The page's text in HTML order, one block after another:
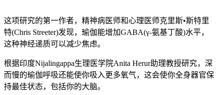
这项研究的第一作者，精神病医师和心理医师克里斯•斯特里
特(Chris Streeter)发现，瑜伽能增加GABA(γ-氨基丁酸)水平，
这种神经递质可以减少焦虑。
根据印度Nijalingappa生理医学院Anita Herur助理教授研究，深
而慢的瑜伽呼吸还能使你吸入更多氧气，这会使你全身器官保
持最佳状态，包括你的大脑。